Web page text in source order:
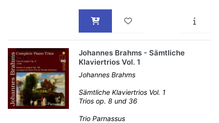
Johannes Brahms - Sämtliche
Klaviertrios Vol. 1
Johannes Brahms
Sämtliche Klaviertrios Vol. 1
Trios op. 8 und 36
Trio Parnassus